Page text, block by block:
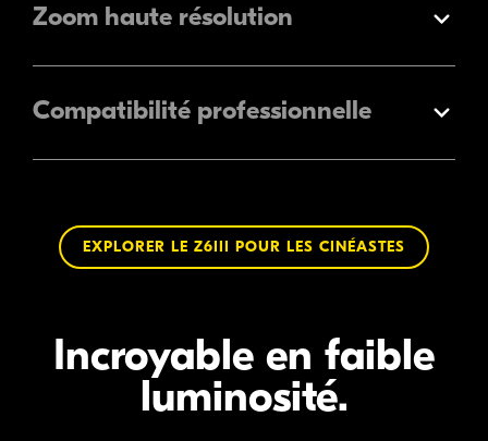
Élargir
Zoom haute résolution
Élargir
Compatibilité professionnelle
EXPLORER LE Z6III POUR LES CINÉASTES
Incroyable en faible
luminosité.